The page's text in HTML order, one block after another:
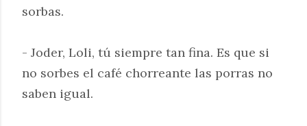
sorbas.
- Joder, Loli, tú siempre tan fina. Es que si
no sorbes el café chorreante las porras no
saben igual.